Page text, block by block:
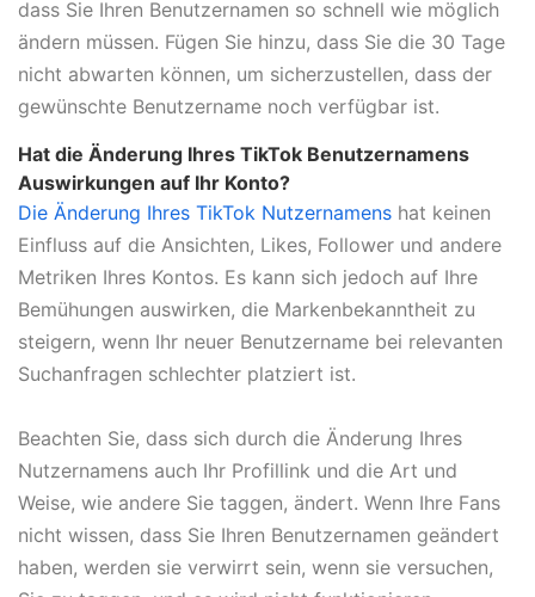
dass Sie Ihren Benutzernamen so schnell wie möglich
ändern müssen. Fügen Sie hinzu, dass Sie die 30 Tage
nicht abwarten können, um sicherzustellen, dass der
gewünschte Benutzername noch verfügbar ist.
Hat die Änderung Ihres TikTok Benutzernamens
Auswirkungen auf Ihr Konto?
Die Änderung Ihres TikTok Nutzernamens hat keinen
Einfluss auf die Ansichten, Likes, Follower und andere
Metriken Ihres Kontos. Es kann sich jedoch auf Ihre
Bemühungen auswirken, die Markenbekanntheit zu
steigern, wenn Ihr neuer Benutzername bei relevanten
Suchanfragen schlechter platziert ist.
Beachten Sie, dass sich durch die Änderung Ihres
Nutzernamens auch Ihr Profillink und die Art und
Weise, wie andere Sie taggen, ändert. Wenn Ihre Fans
nicht wissen, dass Sie Ihren Benutzernamen geändert
haben, werden sie verwirrt sein, wenn sie versuchen,